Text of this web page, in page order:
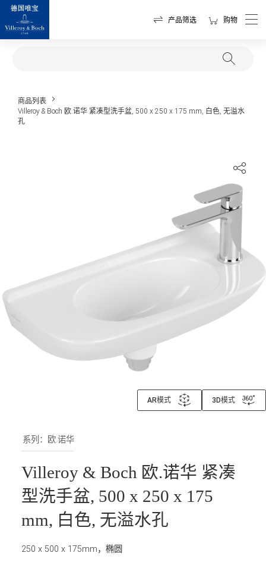
产品筛选 购物
商品列表
Villeroy & Boch 欧.诺华 紧凑型洗手盆, 500 x 250 x 175 mm, 白色, 无溢水
孔
AR模式 3D模式
系列：欧.诺华
Villeroy & Boch 欧.诺华 紧凑
型洗手盆, 500 x 250 x 175
mm, 白色, 无溢水孔
250 x 500 x 175mm，椭圆